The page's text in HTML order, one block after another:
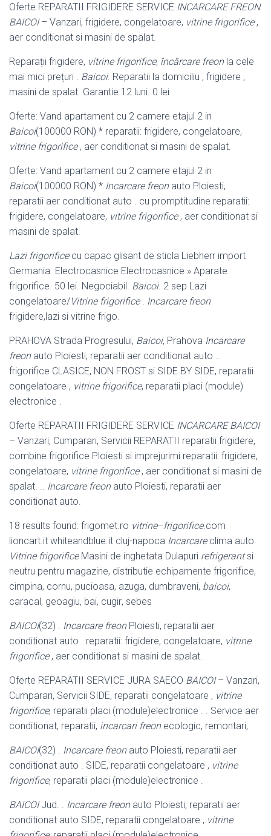
Oferte REPARATII FRIGIDERE SERVICE INCARCARE FREON
BAICOI– Vanzari, frigidere, congelatoare, vitrine frigorifice,
aer conditionat si masini de spalat.
Reparații frigidere, vitrine frigorifice, încărcare freonla cele
mai mici prețuri . Baicoi. Reparatii la domiciliu , frigidere ,
masini de spalat. Garantie 12 luni. 0 lei
Oferte: Vand apartament cu 2 camere etajul 2 in
Baicoi(100000 RON) * reparatii: frigidere, congelatoare,
vitrine frigorifice, aer conditionat si masini de spalat.
Oferte: Vand apartament cu 2 camere etajul 2 in
Baicoi(100000 RON) * Incarcare freonauto Ploiesti,
reparatii aer conditionat auto . cu promptitudine reparatii:
frigidere, congelatoare, vitrine frigorifice, aer conditionat si
masini de spalat.
Lazi frigorificecu capac glisant de sticla Liebherr import
Germania. Electrocasnice Electrocasnice » Aparate
frigorifice. 50 lei. Negociabil. Baicoi. 2 sep Lazi
congelatoare/Vitrine frigorifice. Incarcare freon
frigidere,lazi si vitrine frigo.
PRAHOVA Strada Progresului, Baicoi, Prahova Incarcare
freonauto Ploiesti, reparatii aer conditionat auto ..
frigorifice CLASICE, NON FROST si SIDE BY SIDE, reparatii
congelatoare , vitrine frigorifice, reparatii placi (module)
electronice .
Oferte REPARATII FRIGIDERE SERVICE INCARCARE BAICOI
– Vanzari, Cumparari, Servicii REPARATII reparatii frigidere,
combine frigorifice Ploiesti si imprejurimi reparatii: frigidere,
congelatoare, vitrine frigorifice, aer conditionat si masini de
spalat. .. Incarcare freonauto Ploiesti, reparatii aer
conditionat auto.
18 results found: frigomet.ro vitrine–frigorifice.com
lioncart.it whiteandblue.it cluj-napoca Incarcareclima auto
Vitrine frigorificeMasini de inghetata Dulapuri refrigerantsi
neutru pentru magazine, distributie echipamente frigorifice,
cimpina, cornu, pucioasa, azuga, dumbraveni, baicoi,
caracal, geoagiu, bai, cugir, sebes
BAICOI(32) . Incarcare freonPloiesti, reparatii aer
conditionat auto . reparatii: frigidere, congelatoare, vitrine
frigorifice, aer conditionat si masini de spalat.
Oferte REPARATII SERVICE JURA SAECO BAICOI– Vanzari,
Cumparari, Servicii SIDE, reparatii congelatoare , vitrine
frigorifice, reparatii placi (module)electronice . . Service aer
conditionat, reparatii, incarcari freonecologic, remontari,
BAICOI(32) . Incarcare freonauto Ploiesti, reparatii aer
conditionat auto . SIDE, reparatii congelatoare , vitrine
frigorifice, reparatii placi (module)electronice .
BAICOIJud. . Incarcare freonauto Ploiesti, reparatii aer
conditionat auto SIDE, reparatii congelatoare , vitrine